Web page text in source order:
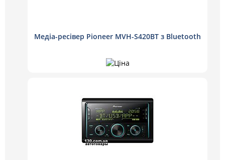
Медіа-ресівер Pioneer MVH-S420BT з Bluetooth